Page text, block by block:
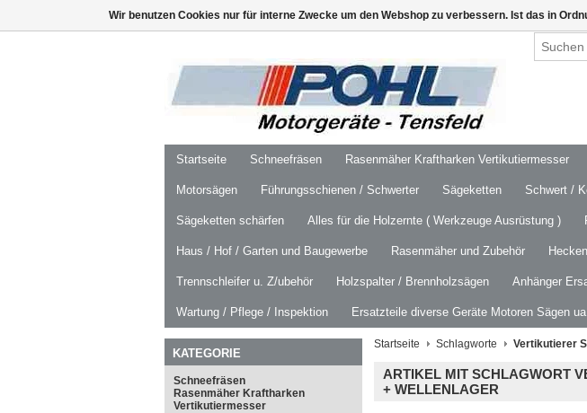
Startseite Schneefräsen Rasenmäher Kraftharken Vertikutiermesser
Motorsägen Führungsschienen / Schwerter Sägeketten Schwert /
Sägeketten schärfen Alles für die Holzernte ( Werkzeuge Ausrüstung )
Haus / Hof / Garten und Baugewerbe Rasenmäher und Zubehör
Trennschleifer u. Z/ubehör Holzspalter / Brennholzsägen Anhänger
Wartung / Pflege / Inspektion Ersatzteile diverse Geräte Motoren Sägen
KATEGORIE
Schneefräsen
Rasenmäher Kraftharken
Vertikutiermesser
Startseite Schlagworte Vertikutierer
ARTIKEL MIT SCHLAGWORT
+ WELLENLAGER
Wir benutzen Cookies nur für interne Zwecke um den Webshop zu verbessern. Ist das in